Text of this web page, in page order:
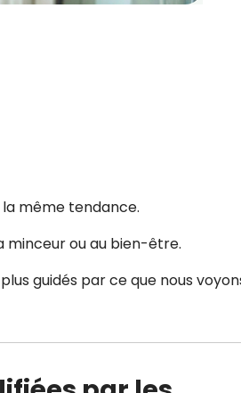
même tendance.
minceur ou au bien-être.
guidés par ce que nous